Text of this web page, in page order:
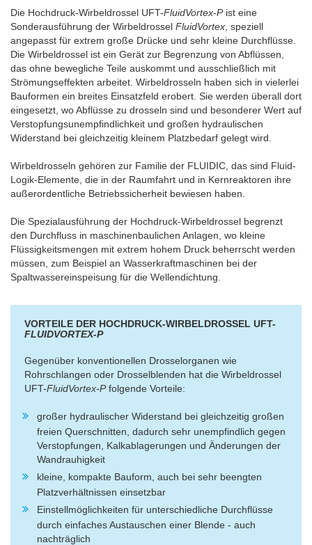
Die Hochdruck-Wirbeldrossel UFT-FluidVortex-Pist eine
Sonderausführung der Wirbeldrossel FluidVortex , speziell
angepasst für extrem große Drücke und sehr kleine Durchflüsse.
Die Wirbeldrossel ist ein Gerät zur Begrenzung von Abflüssen,
das ohne bewegliche Teile auskommt und ausschließlich mit
Strömungseffekten arbeitet. Wirbeldrosseln haben sich in vielerlei
Bauformen ein breites Einsatzfeld erobert. Sie werden überall dort
eingesetzt, wo Abflüsse zu drosseln sind und besonderer Wert auf
Verstopfungsunempfindlichkeit und großen hydraulischen
Widerstand bei gleichzeitig kleinem Platzbedarf gelegt wird.
Wirbeldrosseln gehören zur Familie der FLUIDIC, das sind Fluid-
Logik-Elemente, die in der Raumfahrt und in Kernreaktoren ihre
außerordentliche Betriebssicherheit bewiesen haben.
Die Spezialausführung der Hochdruck-Wirbeldrossel begrenzt
den Durchfluss in maschinenbaulichen Anlagen, wo kleine
Flüssigkeitsmengen mit extrem hohem Druck beherrscht werden
müssen, zum Beispiel an Wasserkraftmaschinen bei der
Spaltwassereinspeisung für die Wellendichtung.
VORTEILE DER HOCHDRUCK-WIRBELDROSSEL UFT-
FLUIDVORTEX-P
Gegenüber konventionellen Drosselorganen wie
Rohrschlangen oder Drosselblenden hat die Wirbeldrossel
UFT-FluidVortex-Pfolgende Vorteile:
großer hydraulischer Widerstand bei gleichzeitig großen
freien Querschnitten, dadurch sehr unempfindlich gegen
Verstopfungen, Kalkablagerungen und Änderungen der
Wandrauhigkeit
kleine, kompakte Bauform, auch bei sehr beengten
Platzverhältnissen einsetzbar
Einstellmöglichkeiten für unterschiedliche Durchflüsse
durch einfaches Austauschen einer Blende - auch
nachträglich